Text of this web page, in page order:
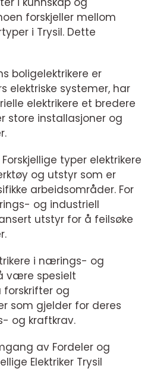
forskjeller mellom
i Trysil. Dette
boligelektrikere er
elektriske systemer, har
elektrikere et bredere
store installasjoner og
typer elektrikere
og utstyr som er
arbeidsområder. For
og industriell
utstyr for å feilsøke
i nærings- og
være spesielt
og
som gjelder for deres
og kraftkrav.
av Fordeler og
Elektriker Trysil